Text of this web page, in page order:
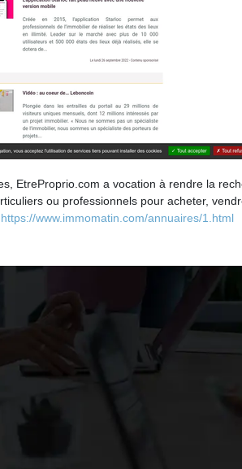
EtreProprio.com a vocation à rendre la
ou professionnels pour acheter,
https://www.immomatin.com/annuaires/1.html